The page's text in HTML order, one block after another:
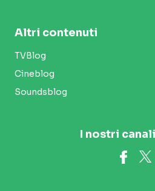
Altri contenuti
TVBlog
Cineblog
Soundsblog
I nostri